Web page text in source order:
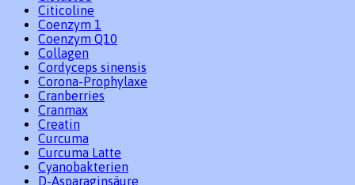
Citicoline
Coenzym 1
Coenzym Q10
Collagen
Cordyceps sinensis
Corona-Prophylaxe
Cranberries
Cranmax
Creatin
Curcuma
Curcuma Latte
Cyanobakterien
D-Asparaginsäure